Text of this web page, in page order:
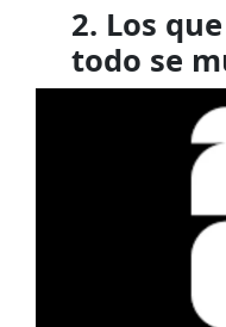
2. Los
todo se